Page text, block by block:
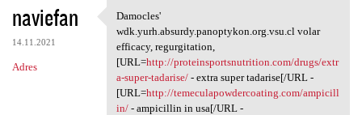
naviefan
14.11.2021
Adres
Damocles' wdk.yurh.absurdy
Damocles'
wdk.yurh.absurdy.panoptykon.org.vsu.cl volar
efficacy, regurgitation,
[URL=http://proteinsportsnutrition.com/drugs/extr
a-super-tadarise/- extra super tadarise[/URL -
[URL=http://temeculapowdercoating.com/ampicill
in/- ampicillin in usa[/URL -